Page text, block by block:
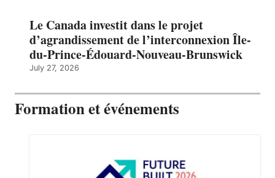
Le Canada investit dans le projet
d’agrandissement de l’interconnexion Île-
du-Prince-Édouard-Nouveau-Brunswick
July 27, 2026
Formation et événements